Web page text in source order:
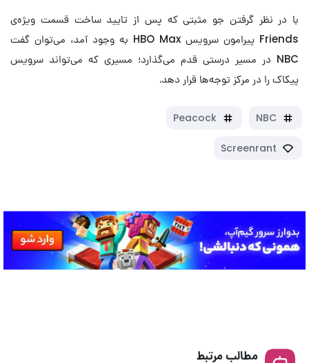
با در نظر گرفتن جو مثبتی که پس از تایید ساخت قسمت ویژه‌ی
Friends پیرامون سرویس HBO Max به وجود آمد، می‌توان گفت
NBC در مسیر درستی قدم می‌گذارد؛ مسیری که می‌تواند سرویس
پیکاک را در مرکز توجه‌ها قرار دهد.
NBC
Peacock
Screenrant
مطالب مرتبط